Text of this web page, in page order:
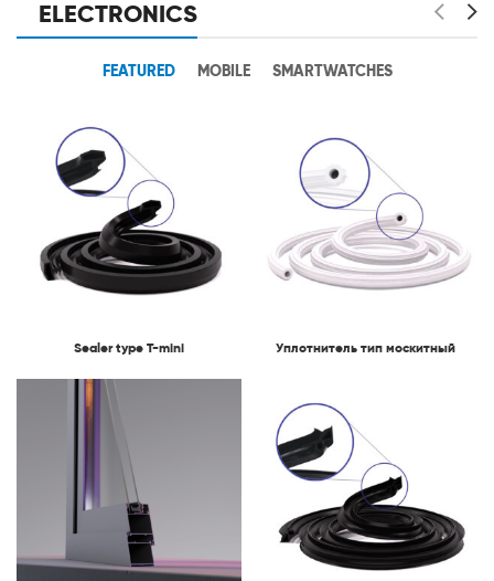
ELECTRONICS
FEATURED MOBILE SMARTWATCHES
Sealer type T-mini Уплотнитель тип москитный